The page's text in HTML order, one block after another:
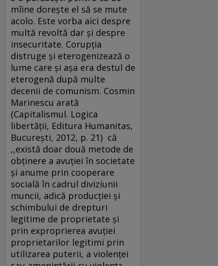
mîine doreşte el să se mute
acolo. Este vorba aici despre
multă revoltă dar şi despre
insecuritate. Corupţia
distruge şi eterogenizează o
lume care şi aşa era destul de
eterogenă după multe
decenii de comunism. Cosmin
Marinescu arată
(Capitalismul. Logica
libertății, Editura Humanitas,
București, 2012, p. 21) că
,,există doar două metode de
obţinere a avuţiei în societate
şi anume prin cooperare
socială în cadrul diviziunii
muncii, adică producţiei şi
schimbului de drepturi
legitime de proprietate şi
prin exproprierea avuţiei
proprietarilor legitimi prin
utilizarea puterii, a violenţei